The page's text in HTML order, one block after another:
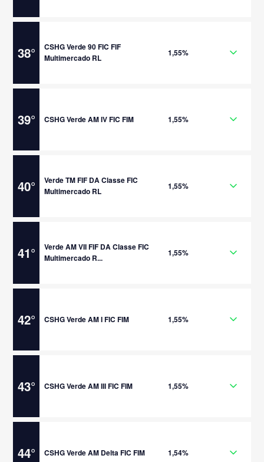
38°
CSHG Verde 90 FIC FIF
Multimercado RL
1,55%
39° CSHG Verde AM IV FIC FIM 1,55%
40°
Verde TM FIF DA Classe FIC
Multimercado RL
1,55%
41°
Verde AM VII FIF DA Classe FIC
Multimercado R...
1,55%
42° CSHG Verde AM I FIC FIM 1,55%
43° CSHG Verde AM III FIC FIM 1,55%
44° CSHG Verde AM Delta FIC FIM 1,54%